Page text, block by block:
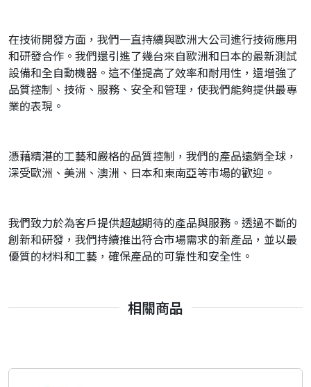
在技術開發方面，我們一直持續與歐洲大公司進行技術應用
和研發合作。我們還引進了幾台來自歐洲和日本的最新測試
設備和全自動機器。這不僅提高了效率和耐用性，還增強了
品質控制、技術、服務、安全和管理，使我們能夠提供最專
業的表現。
憑藉精湛的工藝和嚴格的品質控制，我們的產品遠銷全球，
深受歐洲、美洲、澳洲、日本和東南亞等市場的歡迎。
我們致力於為客戶提供超越期待的產品與服務。透過不斷的
創新和研發，我們持續推出符合市場需求的新產品，並以最
優質的材料和工藝，確保產品的可靠性和安全性。
相關商品